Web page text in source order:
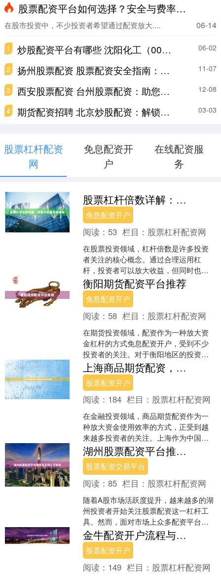
股票配资平台如何选择？安全与费率关键
06-14
在股市投资中，不少投资者希望通过配资放大....
1 炒股配资平台有哪些 沈阳化工（000698）涉嫌信披违规遭证监会立案调查，或面临投资者索赔 06-02
2 扬州股票配资 股票配资安全指南：保障资金，远离陷阱 11-07
3 西安股票配资 台州股票配资：助您资金倍增，投资无忧 12-08
4 期货配资招聘 北京炒股配资：解锁资金杠杆，助您投资腾飞 03-03
股票杠杆配资
网
免息配资开
户
在线配资服
务
股票杠杆倍数详解：风险与收益平衡指南
免息配资开户
阅读： 53 栏目： 股票杠杆配资网
在股票投资领域，杠杆倍数是许多投资
者关注的核心概念。通过合理运用杠
杆，投资者可以放大收益，但同时也需
警惕其伴随的风险。本文将详细解析股
票杠杆倍数的定义、计算方法....
衡阳期货配资平台推荐
免息配资开户
阅读： 58 栏目： 股票杠杆配资网
在期货投资领域，配资作为一种放大资
金杠杆的方式免息配资开户，受到不少
投资者的关注。对于衡阳地区的投资者
而言，选择一家正规、安全、服务优质
的期货配资平台至关重要。....
上海商品期货配资，正规平台低息开户指南
股票配资开户
阅读： 184 栏目： 股票杠杆配资网
在金融投资领域，商品期货配资作为一
种放大资金使用效率的方式，正受到越
来越多投资者的关注。上海作为中国的
金融中心，汇聚了大量优质期货配资平
台。本文将为您详细解析如....
湖州股票配资平台推荐及正规公司排名
股票配资交易平台
阅读：85 栏目： 股票杠杆配资网
随着A股市场活跃度提升，越来越多的湖
州投资者开始关注股票配资这一杠杆工
具。然而，面对市场上众多配资平台，
如何选择正规、安全、费率合理的平台
成为关键。本文基于行业....
金牛配资开户流程与正规平台指南
股票配资开户
阅读： 149 栏目： 股票杠杆配资网